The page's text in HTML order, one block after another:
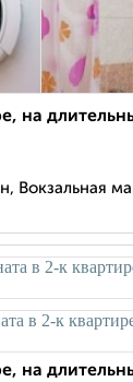
на
Вокзальная
на